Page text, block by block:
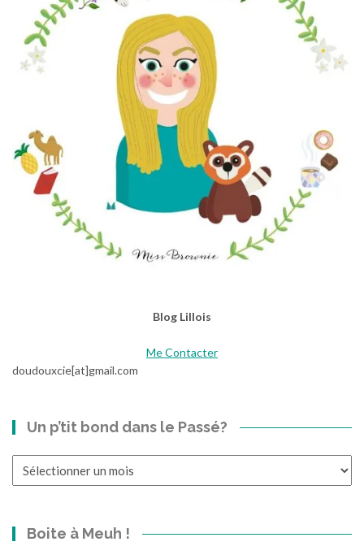
Blog Lillois
Me Contacter
doudouxcie[at]gmail.com
Un p’tit bond dans le Passé?
Boite à Meuh !